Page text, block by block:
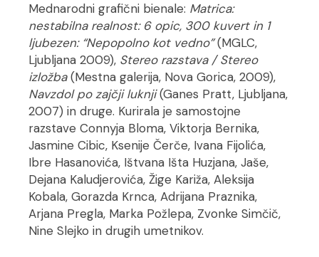
Mednarodni grafični bienale: Matrica:
nestabilna realnost: 6 opic, 300 kuvert in 1
ljubezen: “Nepopolno kot vedno”(MGLC,
Ljubljana 2009), Stereo razstava / Stereo
izložba(Mestna galerija, Nova Gorica, 2009),
Navzdol po zajčji luknji(Ganes Pratt, Ljubljana,
2007) in druge. Kurirala je samostojne
razstave Connyja Bloma, Viktorja Bernika,
Jasmine Cibic, Ksenije Čerče, Ivana Fijolića,
Ibre Hasanovića, Ištvana Išta Huzjana, Jaše,
Dejana Kaludjerovića, Žige Kariža, Aleksija
Kobala, Gorazda Krnca, Adrijana Praznika,
Arjana Pregla, Marka Požlepa, Zvonke Simčič,
Nine Slejko in drugih umetnikov.